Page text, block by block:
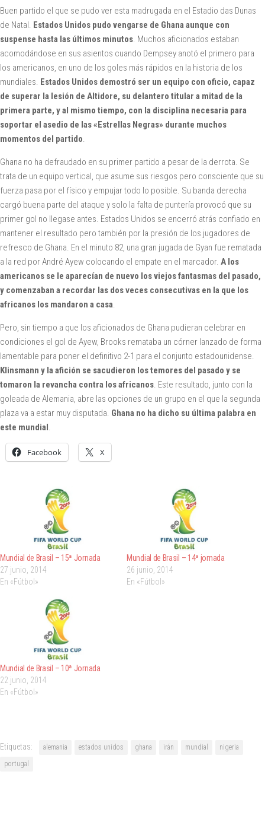
Buen partido el que se pudo ver esta madrugada en el Estadio das Dunas
de Natal. Estados Unidos pudo vengarse de Ghana aunque con
suspense hasta las últimos minutos. Muchos aficionados estaban
acomodándose en sus asientos cuando Dempsey anotó el primero para
los americanos, en uno de los goles más rápidos en la historia de los
mundiales. Estados Unidos demostró ser un equipo con oficio, capaz
de superar la lesión de Altidore, su delantero titular a mitad de la
primera parte, y al mismo tiempo, con la disciplina necesaria para
soportar el asedio de las «Estrellas Negras» durante muchos
momentos del partido.
Ghana no ha defraudado en su primer partido a pesar de la derrota. Se
trata de un equipo vertical, que asume sus riesgos pero consciente que su
fuerza pasa por el físico y empujar todo lo posible. Su banda derecha
cargó buena parte del ataque y solo la falta de puntería provocó que su
primer gol no llegase antes. Estados Unidos se encerró atrás confiado en
mantener el resultado pero también por la presión de los jugadores de
refresco de Ghana. En el minuto 82, una gran jugada de Gyan fue rematada
a la red por André Ayew colocando el empate en el marcador. A los
americanos se le aparecían de nuevo los viejos fantasmas del pasado,
y comenzaban a recordar las dos veces consecutivas en la que los
africanos los mandaron a casa.
Pero, sin tiempo a que los aficionados de Ghana pudieran celebrar en
condiciones el gol de Ayew, Brooks remataba un córner lanzado de forma
lamentable para poner el definitivo 2-1 para el conjunto estadounidense.
Klinsmann y la afición se sacudieron los temores del pasado y se
tomaron la revancha contra los africanos. Este resultado, junto con la
goleada de Alemania, abre las opciones de un grupo en el que la segunda
plaza va a estar muy disputada. Ghana no ha dicho su última palabra en
este mundial.
Facebook X
Mundial de Brasil – 15ª Jornada
27 junio, 2014
En «Fútbol»
Mundial de Brasil – 14ª jornada
26 junio, 2014
En «Fútbol»
Mundial de Brasil – 10ª Jornada
22 junio, 2014
En «Fútbol»
Etiquetas: alemania estados unidos ghana irán mundial
nigeria
portugal